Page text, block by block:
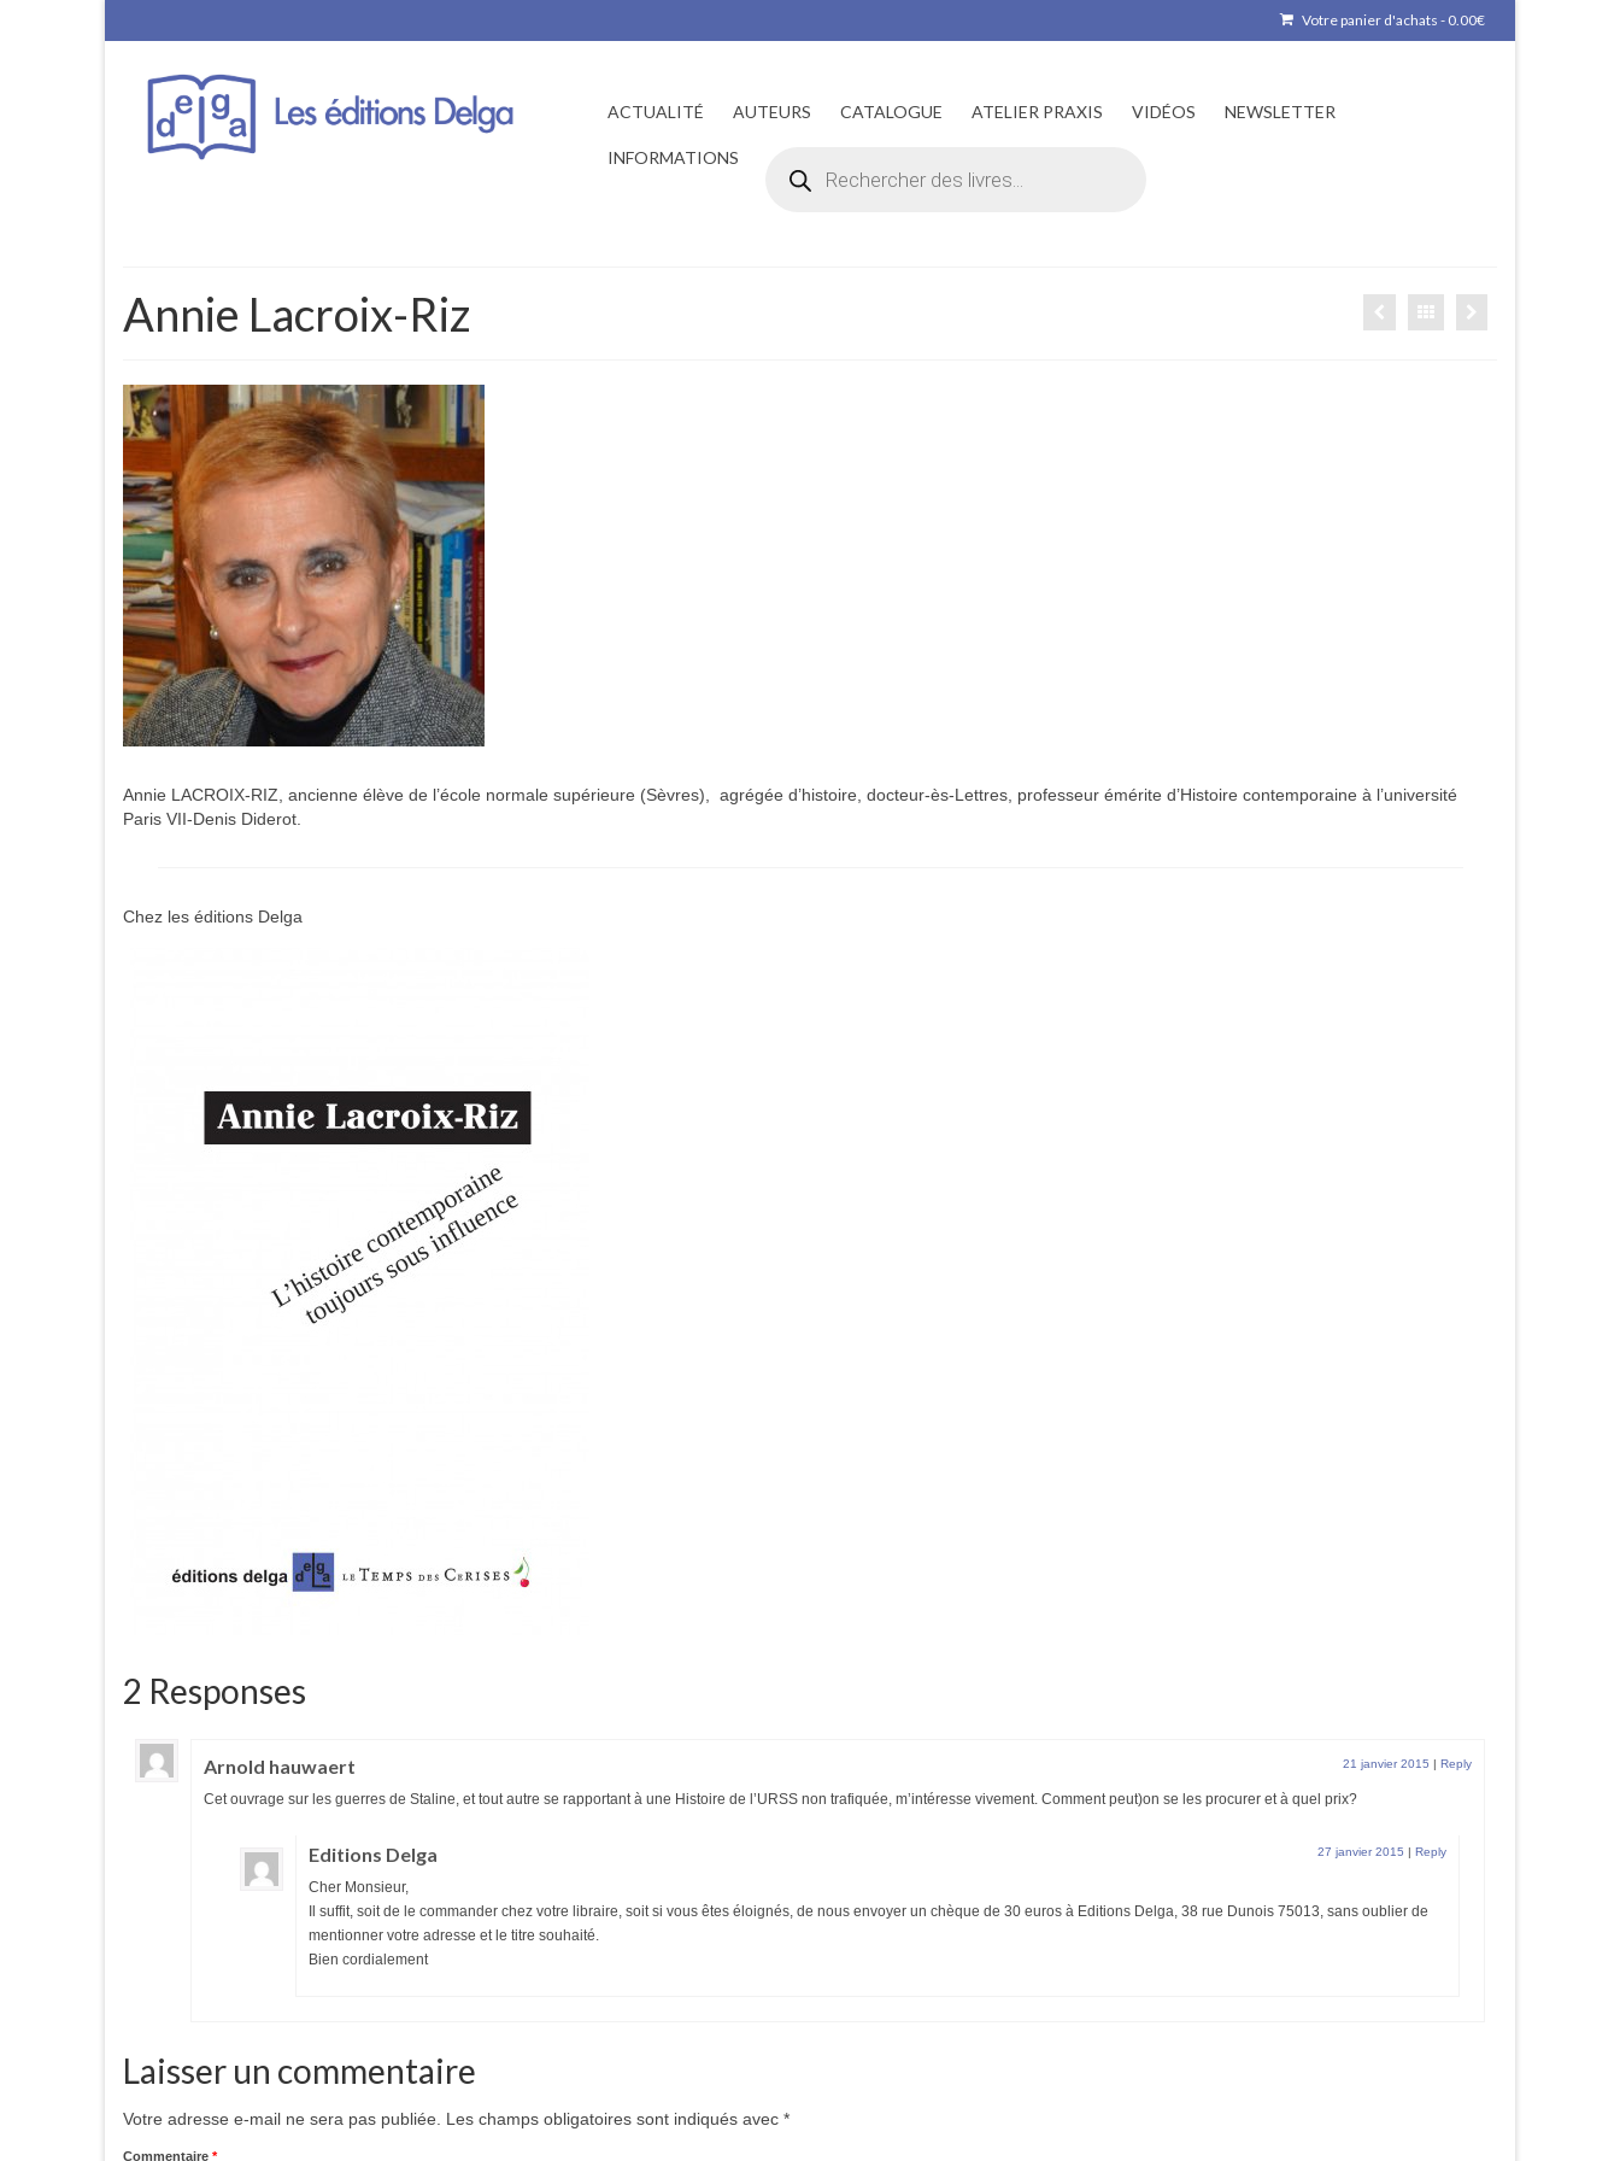
Votre panier d'achats - 0.00€
ACTUALITÉ AUTEURS CATALOGUE ATELIER PRAXIS VIDÉOS NEWSLETTER
INFORMATIONS
produits
Annie Lacroix-Riz
Annie LACROIX-RIZ, ancienne élève de l’école normale supérieure (Sèvres), agrégée d’histoire, docteur-ès-Lettres, professeur émérite d’Histoire contemporaine à l’université
Paris VII-Denis Diderot.
Chez les éditions Delga
2 Responses
Arnold hauwaert 21 janvier 2015 | Reply
Cet ouvrage sur les guerres de Staline, et tout autre se rapportant à une Histoire de l’URSS non trafiquée, m’intéresse vivement. Comment peut)on se les procurer et à quel prix?
Editions Delga 27 janvier 2015 | Reply
Cher Monsieur,
Il suffit, soit de le commander chez votre libraire, soit si vous êtes éloignés, de nous envoyer un chèque de 30 euros à Editions Delga, 38 rue Dunois 75013, sans oublier de
mentionner votre adresse et le titre souhaité.
Bien cordialement
Laisser un commentaire
Votre adresse e-mail ne sera pas publiée. Les champs obligatoires sont indiqués avec *
Commentaire *